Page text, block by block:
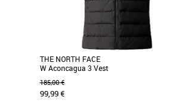
THE NORTH FACE
W Aconcagua 3 Vest
185,00 €
99,99 €